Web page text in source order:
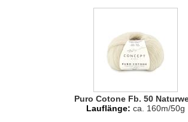
Puro Cotone Fb. 50
Lauflänge: ca. 160m/50g